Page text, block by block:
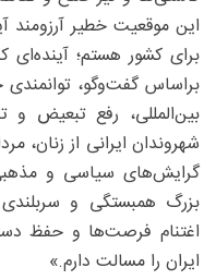
این موقعیت خطیر آرزومند
برای کشور هستم؛ آینده‌ای
براساس گفت‌وگو، توانمندی
بین‌المللی، رفع تبعیض
شهروندان ایرانی از زنان،
گرایش‌های سیاسی و
بزرگ همبستگی و
اغتنام فرصت‌ها و حفظ
ایران را مسالت دارم.»